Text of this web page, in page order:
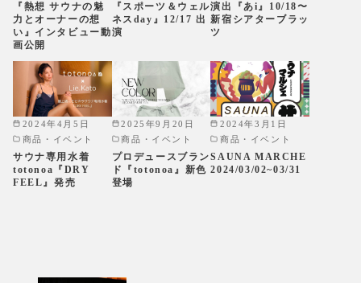
『熱想 サウナの魅
力とオーナーの想
い』インタビュー動
画公開
『スポーツ＆ウェル
ネスday』12/17 出
演
演出『あi』10/18〜
新宿シアターブラッ
ツ
2024年4月5日
商品・イベント
サウナ専用水着
totonoa『DRY
FEEL』発売
2025年9月20日
商品・イベント
プロデュースブラン
ド『totonoa』新色
登場
2024年3月1日
商品・イベント
SAUNA MARCHE
2024/03/02~03/31